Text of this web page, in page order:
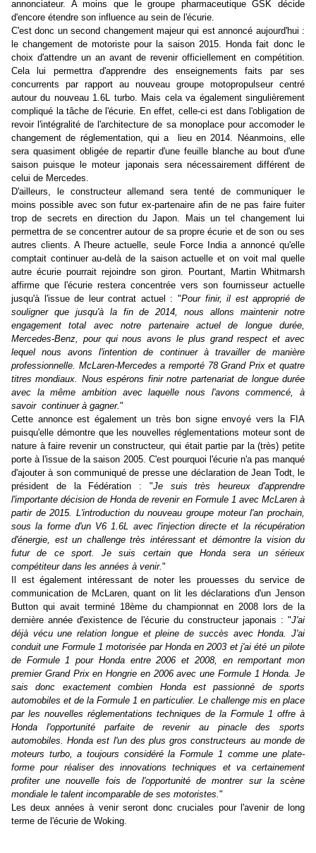
annonciateur. A moins que le groupe pharmaceutique GSK décide
d'encore étendre son influence au sein de l'écurie.
C'est donc un second changement majeur qui est annoncé aujourd'hui :
le changement de motoriste pour la saison 2015. Honda fait donc le
choix d'attendre un an avant de revenir officiellement en compétition.
Cela lui permettra d'apprendre des enseignements faits par ses
concurrents par rapport au nouveau groupe motopropulseur centré
autour du nouveau 1.6L turbo. Mais cela va également singulièrement
compliqué la tâche de l'écurie. En effet, celle-ci est dans l'obligation de
revoir l'intégralité de l'architecture de sa monoplace pour accomoder le
changement de réglementation, qui a lieu en 2014. Néanmoins, elle
sera quasiment obligée de repartir d'une feuille blanche au bout d'une
saison puisque le moteur japonais sera nécessairement différent de
celui de Mercedes.
D'ailleurs, le constructeur allemand sera tenté de communiquer le
moins possible avec son futur ex-partenaire afin de ne pas faire fuiter
trop de secrets en direction du Japon. Mais un tel changement lui
permettra de se concentrer autour de sa propre écurie et de son ou ses
autres clients. A l'heure actuelle, seule Force India a annoncé qu'elle
comptait continuer au-delà de la saison actuelle et on voit mal quelle
autre écurie pourrait rejoindre son giron. Pourtant, Martin Whitmarsh
affirme que l'écurie restera concentrée vers son fournisseur actuelle
jusqu'à l'issue de leur contrat actuel : "Pour finir, il est approprié de
souligner que jusqu'à la fin de 2014, nous allons maintenir notre
engagement total avec notre partenaire actuel de longue durée,
Mercedes-Benz, pour qui nous avons le plus grand respect et avec
lequel nous avons l'intention de continuer à travailler de manière
professionnelle. McLaren-Mercedes a remporté 78 Grand Prix et quatre
titres mondiaux. Nous espérons finir notre partenariat de longue durée
avec la même ambition avec laquelle nous l'avons commencé, à
savoir continuer à gagner."
Cette annonce est également un très bon signe envoyé vers la FIA
puisqu'elle démontre que les nouvelles réglementations moteur sont de
nature à faire revenir un constructeur, qui était partie par la (très) petite
porte à l'issue de la saison 2005. C'est pourquoi l'écurie n'a pas manqué
d'ajouter à son communiqué de presse une déclaration de Jean Todt, le
président de la Fédération : "Je suis très heureux d'apprendre
l'importante décision de Honda de revenir en Formule 1 avec McLaren à
partir de 2015. L'introduction du nouveau groupe moteur l'an prochain,
sous la forme d'un V6 1.6L avec l'injection directe et la récupération
d'énergie, est un challenge très intéressant et démontre la vision du
futur de ce sport. Je suis certain que Honda sera un sérieux
compétiteur dans les années à venir."
Il est également intéressant de noter les prouesses du service de
communication de McLaren, quant on lit les déclarations d'un Jenson
Button qui avait terminé 18ème du championnat en 2008 lors de la
dernière année d'existence de l'écurie du constructeur japonais : "J'ai
déjà vécu une relation longue et pleine de succès avec Honda. J'ai
conduit une Formule 1 motorisée par Honda en 2003 et j'ai été un pilote
de Formule 1 pour Honda entre 2006 et 2008, en remportant mon
premier Grand Prix en Hongrie en 2006 avec une Formule 1 Honda. Je
sais donc exactement combien Honda est passionné de sports
automobiles et de la Formule 1 en particulier. Le challenge mis en place
par les nouvelles réglementations techniques de la Formule 1 offre à
Honda l'opportunité parfaite de revenir au pinacle des sports
automobiles. Honda est l'un des plus gros constructeurs au monde de
moteurs turbo, a toujours considéré la Formule 1 comme une plate-
forme pour réaliser des innovations techniques et va certainement
profiter une nouvelle fois de l'opportunité de montrer sur la scène
mondiale le talent incomparable de ses motoristes."
Les deux années à venir seront donc cruciales pour l'avenir de long
terme de l'écurie de Woking.